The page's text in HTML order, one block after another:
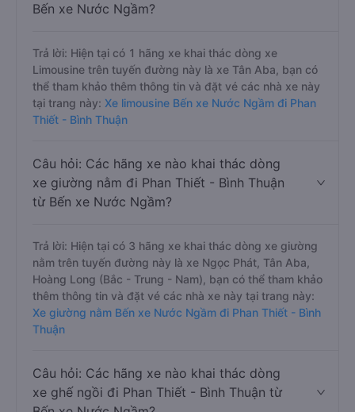
Bến xe Nước Ngầm?
Trả lời: Hiện tại có 1 hãng xe khai thác dòng xe
Limousine trên tuyến đường này là xe Tân Aba, bạn có
thể tham khảo thêm thông tin và đặt vé các nhà xe này
tại trang này: Xe limousine Bến xe Nước Ngầm đi Phan
Thiết - Bình Thuận
Câu hỏi: Các hãng xe nào khai thác dòng
xe giường nằm đi Phan Thiết - Bình Thuận
từ Bến xe Nước Ngầm?
Trả lời: Hiện tại có 3 hãng xe khai thác dòng xe giường
nằm trên tuyến đường này là xe Ngọc Phát, Tân Aba,
Hoàng Long (Bắc - Trung - Nam), bạn có thể tham khảo
thêm thông tin và đặt vé các nhà xe này tại trang này:
Xe giường nằm Bến xe Nước Ngầm đi Phan Thiết - Bình
Thuận
Câu hỏi: Các hãng xe nào khai thác dòng
xe ghế ngồi đi Phan Thiết - Bình Thuận từ